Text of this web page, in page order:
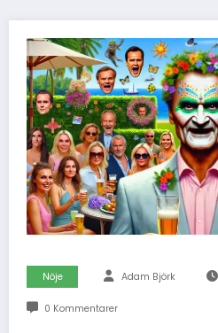
Nöje Adam Björk
0 Kommentarer